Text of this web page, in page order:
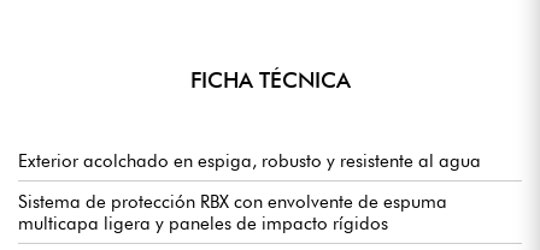
FICHA TÉCNICA
Exterior acolchado en espiga, robusto y resistente al agua
Sistema de protección RBX con envolvente de espuma
multicapa ligera y paneles de impacto rígidos